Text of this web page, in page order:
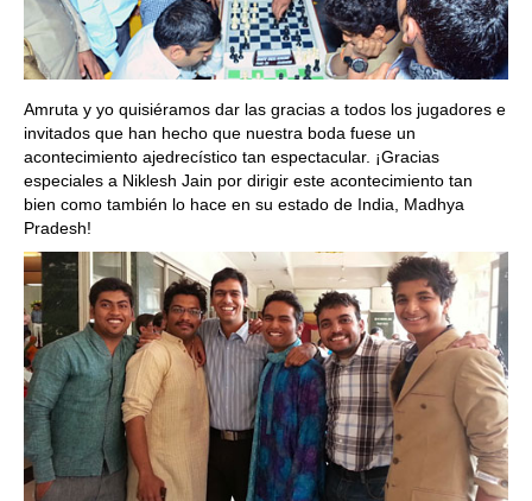
Amruta y yo quisiéramos dar las gracias a todos los jugadores e
invitados que han hecho que nuestra boda fuese un
acontecimiento ajedrecístico tan espectacular. ¡Gracias
especiales a Niklesh Jain por dirigir este acontecimiento tan
bien como también lo hace en su estado de India, Madhya
Pradesh!